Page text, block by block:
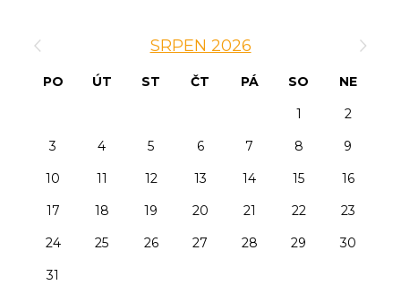
SRPEN 2026
PO ÚT ST ČT PÁ SO
NE
1
2
3
4 5 6 7 8
9
10
11 12 13 14 15
16
17
18 19 20 21 22
23
24
25 26 27 28 29
30
31